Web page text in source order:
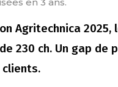
en 3 ans.
Agritechnica
230 ch. Un gap de